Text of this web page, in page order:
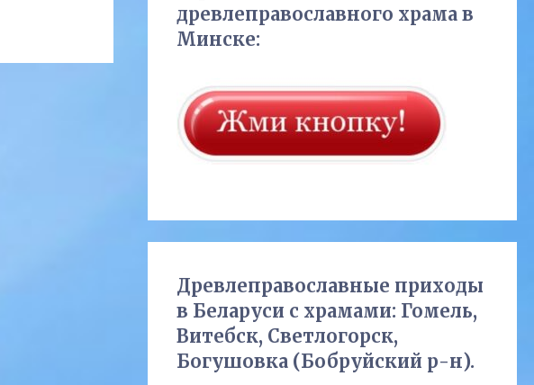
древлеправославного храма в
Минске:
Древлеправославные приходы
в Беларуси с храмами: Гомель,
Витебск, Светлогорск,
Богушовка (Бобруйский р-н).